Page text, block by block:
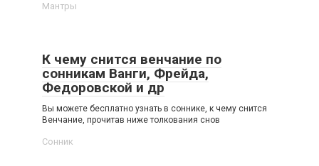
Мантры
К чему снится венчание по
сонникам Ванги, Фрейда,
Федоровской и др
Вы можете бесплатно узнать в соннике, к чему снится
Венчание, прочитав ниже толкования снов
Сонник